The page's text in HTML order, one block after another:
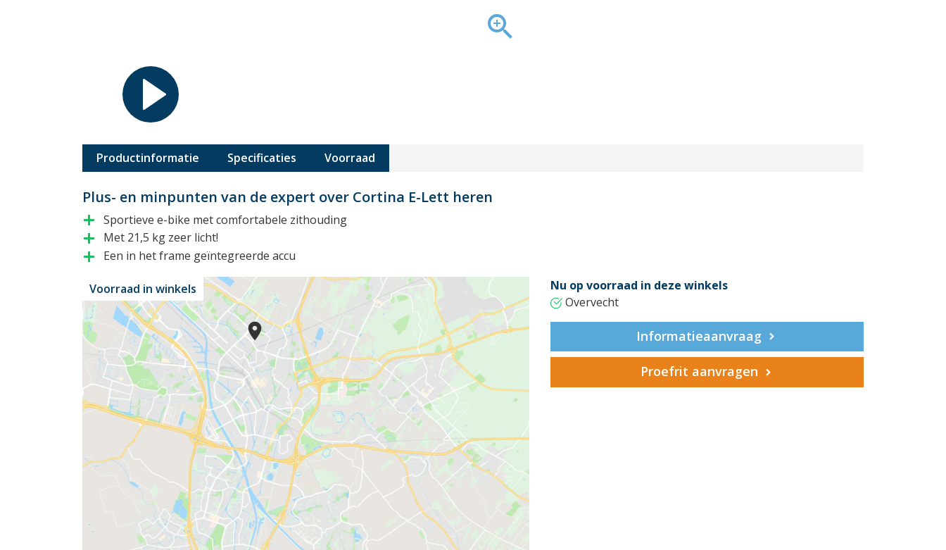

Productinformatie Specificaties Voorraad
Plus- en minpunten van de expert over Cortina E-Lett heren
add Sportieve e-bike met comfortabele zithouding
add Met 21,5 kg zeer licht!
add Een in het frame geïntegreerde accu
Voorraad in winkels
Nu op voorraad in deze winkels
Overvecht
Informatieaanvraag
Proefrit aanvragen